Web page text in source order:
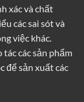
xác và chất
các sai sót và
việc khác.
các sản phẩm
để sản xuất các